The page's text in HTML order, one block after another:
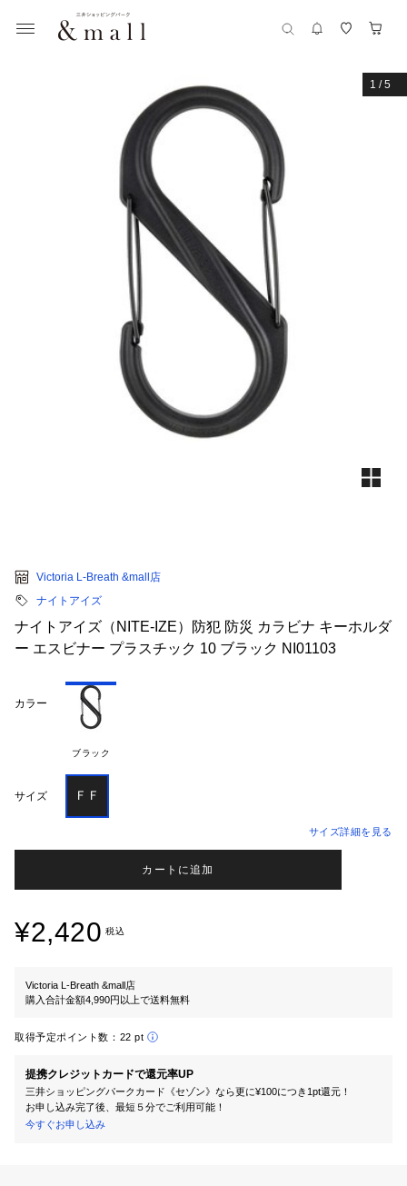
1 /5
Victoria L-Breath &mall店
ナイトアイズ
ナイトアイズ（NITE-IZE）防犯 防災 カラビナ キーホルダ
ー エスビナー プラスチック 10 ブラック NI01103
カラー
ブラック
サイズ ＦＦ
サイズ詳細を見る
カートに追加
¥2,420 税込
Victoria L-Breath &mall店
購入合計金額4,990円以上で送料無料
取得予定ポイント数： 22 pt
提携クレジットカードで還元率UP
三井ショッピングパークカード《セゾン》なら更に¥100につき1pt還元！
お申し込み完了後、最短５分でご利用可能！
今すぐお申し込み